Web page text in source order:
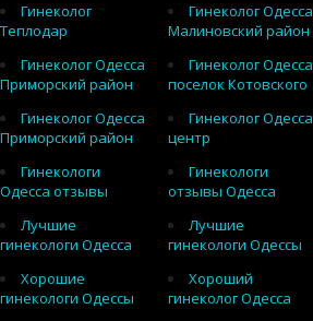
Гинеколог
Теплодар
Гинеколог Одесса
Малиновский район
Гинеколог Одесса
Приморский район
Гинеколог Одесса
поселок Котовского
Гинеколог Одесса
Приморский район
Гинеколог Одесса
центр
Гинекологи
Одесса отзывы
Гинекологи
отзывы Одесса
Лучшие
гинекологи Одесса
Лучшие
гинекологи Одессы
Хорошие
гинекологи Одессы
Хороший
гинеколог Одесса